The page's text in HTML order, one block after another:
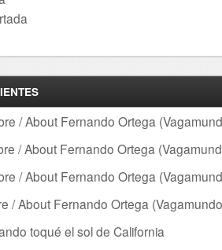
/ About Fernando Ortega
/ About Fernando Ortega
/ About Fernando Ortega
/ About Fernando Ortega
toqué el sol de California